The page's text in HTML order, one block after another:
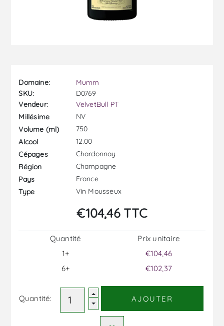
Domaine:
Mumm
SKU:
D0769
Vendeur:
VelvetBull PT
Millésime
NV
Volume (ml)
750
Alcool
12.00
Cépages
Chardonnay
Région
Champagne
Pays
France
Type
Vin Mousseux
€104,46 TTC
Quantité
1+
6+
Prix ​​unitaire
€104,46
€102,37
Quantité: AJOUTER